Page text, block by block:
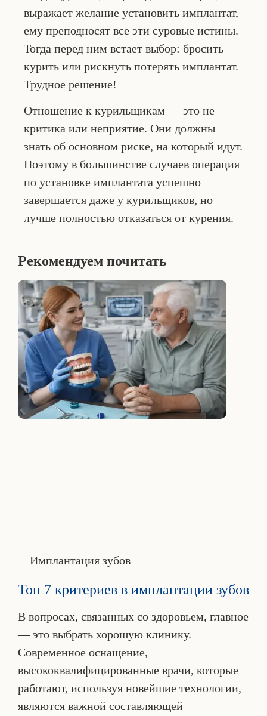
выражает желание установить имплантат,
ему преподносят все эти суровые истины.
Тогда перед ним встает выбор: бросить
курить или рискнуть потерять имплантат.
Трудное решение!
Отношение к курильщикам — это не
критика или неприятие. Они должны
знать об основном риске, на который идут.
Поэтому в большинстве случаев операция
по установке имплантата успешно
завершается даже у курильщиков, но
лучше полностью отказаться от курения.
Рекомендуем почитать
Имплантация зубов
Топ 7 критериев в имплантации зубов
В вопросах, связанных со здоровьем, главное
— это выбрать хорошую клинику.
Современное оснащение,
высококвалифицированные врачи, которые
работают, используя новейшие технологии,
являются важной составляющей